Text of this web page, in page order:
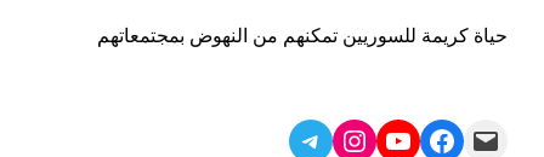
حياة كريمة للسوريين تمكنهم من النهوض بمجتمعاتهم
Mail
Facebook
YouTube
Instagram
Telegram